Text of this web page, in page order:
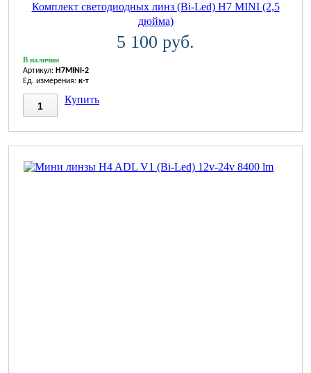
Комплект светодиодных линз (Bi-Led) H7 MINI (2,5
дюйма)
5 100 руб.
В наличии
Артикул: H7MINI-2
Ед. измерения: к-т
Купить